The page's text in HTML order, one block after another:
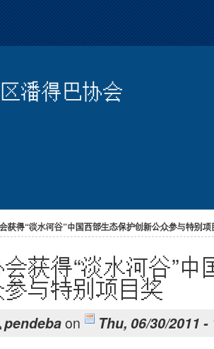
潘得巴协会
获得“淡水河谷”中国西部生态保护创新公众参与特别项
获得“淡水河谷”
与特别项目奖
pendebaon
Thu, 06/30/2011 -